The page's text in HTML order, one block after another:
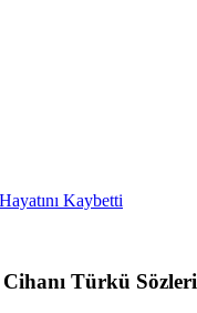
Kaybetti
Türkü Sözleri